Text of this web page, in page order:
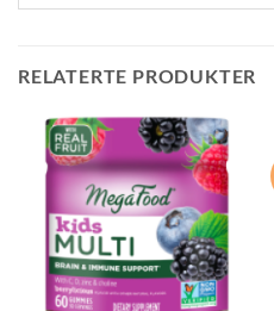
RELATERTE PRODUKTER